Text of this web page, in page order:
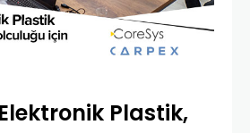
Plastik,